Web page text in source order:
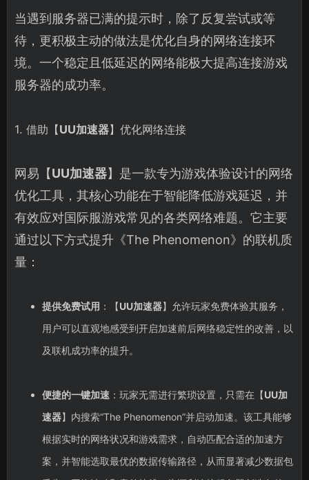
当遇到服务器已满的提示时，除了反复尝试或等
待，更积极主动的做法是优化自身的网络连接环
境。一个稳定且低延迟的网络能极大提高连接游戏
服务器的成功率。
1. 借助【UU加速器】优化网络连接
网易【UU加速器】是一款专为游戏体验设计的网络
优化工具，其核心功能在于智能降低游戏延迟，并
有效应对国际服游戏常见的各类网络难题。它主要
通过以下方式提升《The Phenomenon》的联机质
量：
提供免费试用 ：【UU加速器】允许玩家免费体验其服务，
用户可以直观地感受到开启加速前后网络稳定性的改善，以
及联机成功率的提升。
便捷的一键加速：玩家无需进行繁琐设置，只需在【UU加
速器】内搜索“The Phenomenon”并启动加速。该工具能够
根据实时的网络状况和游戏需求，自动匹配合适的加速方
案，并智能选取最优的数据传输路径，从而显著减少数据包